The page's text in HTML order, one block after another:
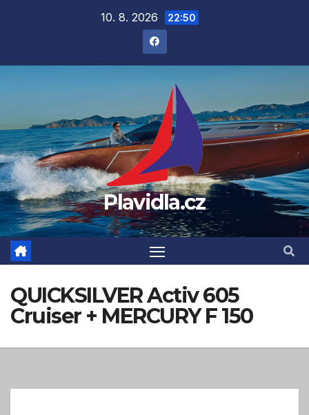
10. 8. 2026 22:50
Plavidla.cz
QUICKSILVER Activ 605
Cruiser + MERCURY F 150